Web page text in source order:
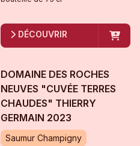
DÉCOUVRIR
DOMAINE DES ROCHES
NEUVES "CUVÉE TERRES
CHAUDES" THIERRY
GERMAIN 2023
Saumur Champigny